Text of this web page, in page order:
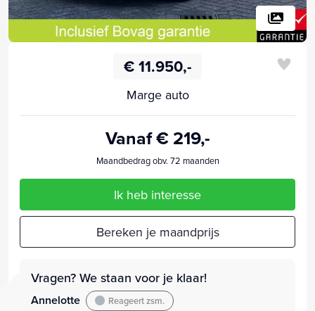
€ 11.950,-
Marge auto
Vanaf € 219,-
Maandbedrag obv. 72 maanden
Ik heb interesse
Bereken je maandprijs
Vragen? We staan voor je klaar!
Annelotte Reageert zsm.